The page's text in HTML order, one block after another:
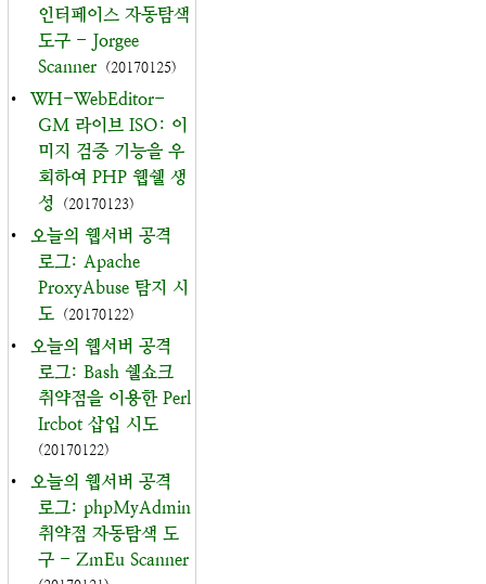
인터페이스 자동탐색
도구 - Jorgee
Scanner (20170125)
•
WH-WebEditor-
GM 라이브 ISO: 이
미지 검증 기능을 우
회하여 PHP 웹쉘 생
성
(20170123)
•
오늘의 웹서버 공격
로그: Apache
ProxyAbuse 탐지 시
도 (20170122)
•
오늘의 웹서버 공격
로그: Bash 쉘쇼크
취약점을 이용한 Perl
Ircbot 삽입 시도
(20170122)
•
오늘의 웹서버 공격
로그: phpMyAdmin
취약점 자동탐색 도
구 - ZmEu Scanner